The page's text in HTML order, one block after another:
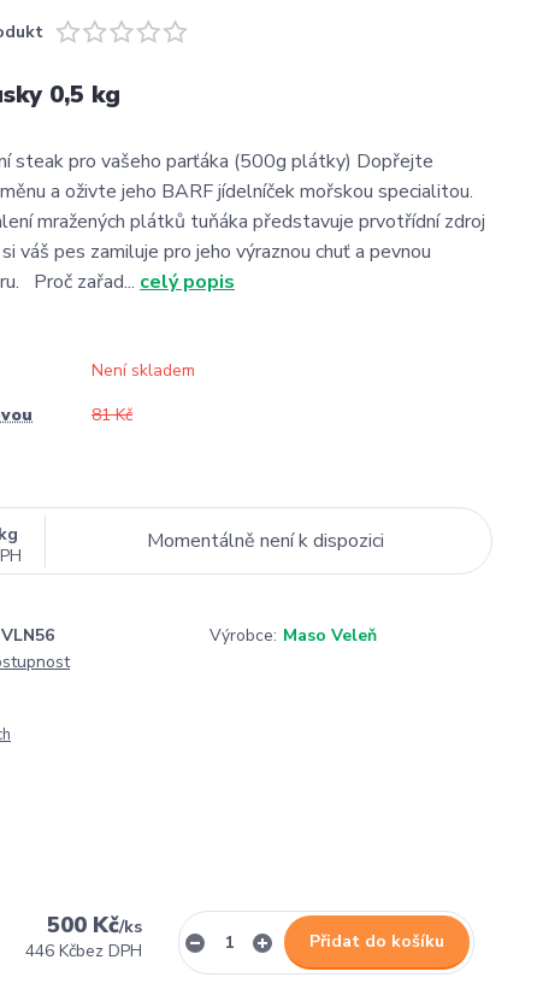
0,5 kg
steak pro vašeho parťáka (500g plátky) Dopřejte
a oživte jeho BARF jídelníček mořskou specialitou.
mražených plátků tuňáka představuje prvotřídní zdroj
váš pes zamiluje pro jeho výraznou chuť a pevnou
Proč zařad... celý popis
Není skladem
81 Kč
Momentálně není k dispozici
VLN56 Výrobce: Maso Veleň
500 Kč/ks
446 Kčbez DPH Přidat do košíku